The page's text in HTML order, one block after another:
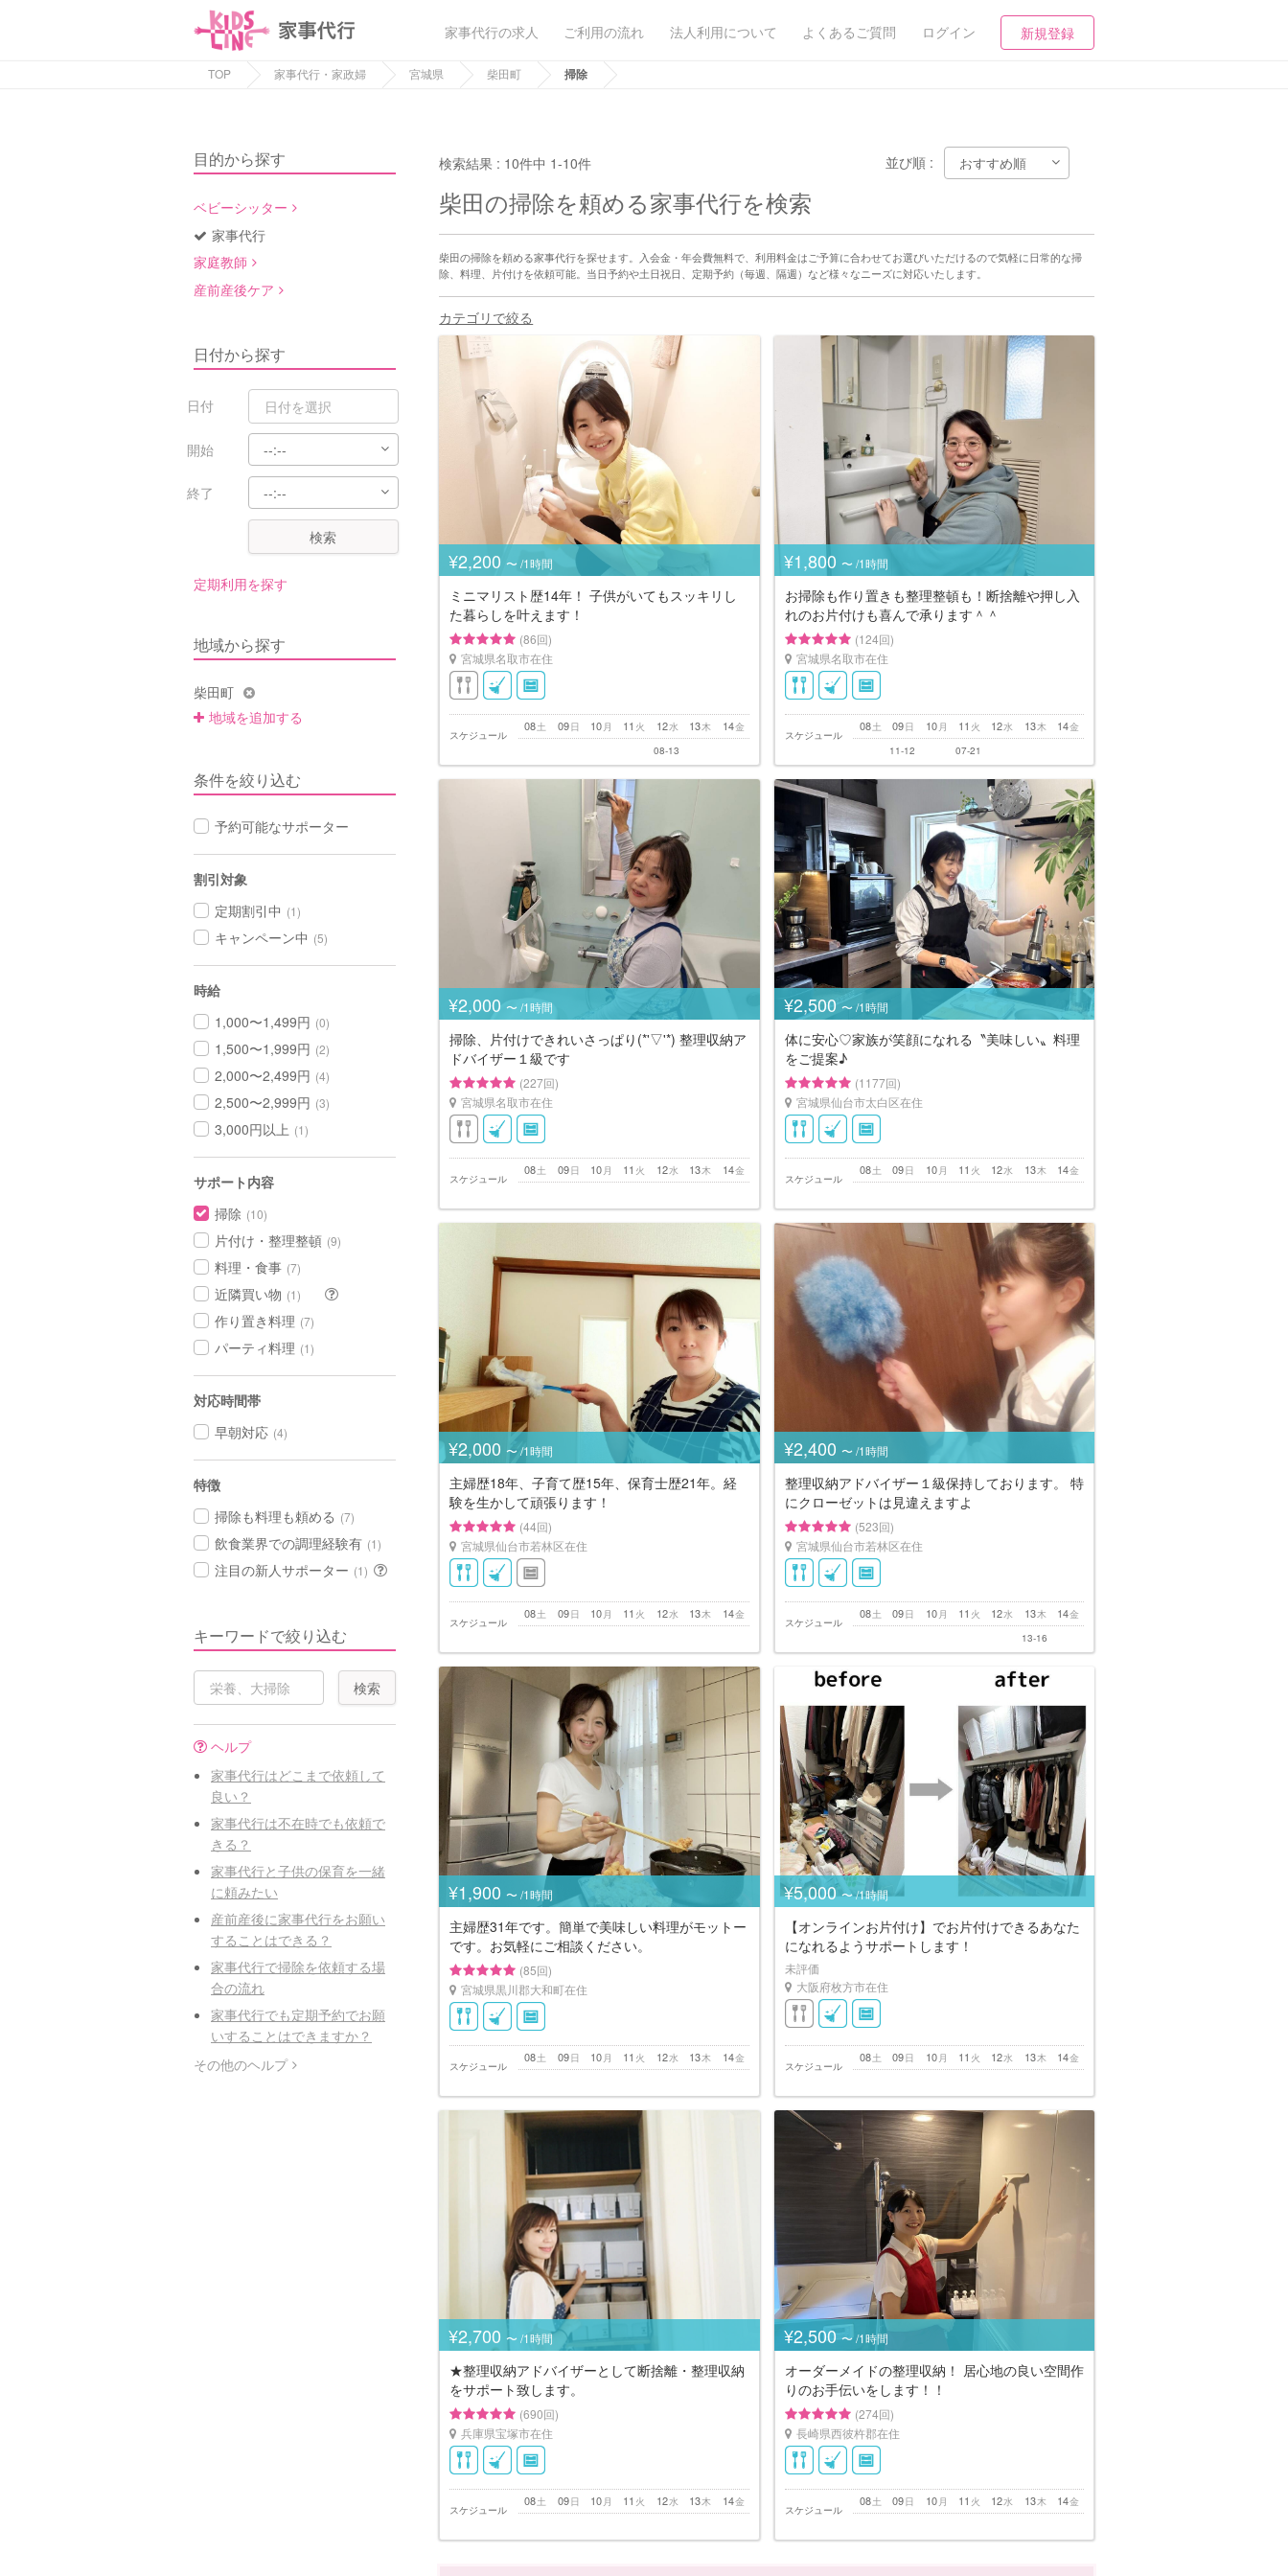
家事代行の求人 ご利用の流れ 法人利用について よくあるご質問 ログイン 新規登録
TOP 家事代行・家政婦 宮城県 柴田町 掃除
目的から探す
ベビーシッター
家事代行
家庭教師
産前産後ケア
日付から探す
日付
開始
終了
検索
定期利用を探す
地域から探す
柴田町
地域を追加する
条件を絞り込む
予約可能なサポーター
割引対象
定期割引中 (1)
キャンペーン中 (5)
時給
1,000〜1,499円 (0)
1,500〜1,999円 (2)
2,000〜2,499円 (4)
2,500〜2,999円 (3)
3,000円以上 (1)
サポート内容
掃除 (10)
片付け・整理整頓 (9)
料理・食事 (7)
近隣買い物 (1)
作り置き料理 (7)
パーティ料理 (1)
対応時間帯
早朝対応 (4)
特徴
掃除も料理も頼める (7)
飲食業界での調理経験有 (1)
注目の新人サポーター (1)
キーワードで絞り込む
ヘルプ
家事代行はどこまで依頼して
良い？
家事代行は不在時でも依頼で
きる？
家事代行と子供の保育を一緒
に頼みたい
産前産後に家事代行をお願い
することはできる？
家事代行で掃除を依頼する場
合の流れ
家事代行でも定期予約でお願
いすることはできますか？
その他のヘルプ
検索結果 : 10件中 1-10件 並び順 :
柴田の掃除を頼める家事代行を検索
柴田の掃除を頼める家事代行を探せます。入会金・年会費無料で、利用料金はご予算に合わせてお選びいただけるので気軽に日常的な掃
除、料理、片付けを依頼可能。当日予約や土日祝日、定期予約（毎週、隔週）など様々なニーズに対応いたします。
カテゴリで絞る
¥2,200 〜 /1時間
ミニマリスト歴14年！ 子供がいてもスッキリし
た暮らしを叶えます！
(86回)
宮城県名取市在住
スケジュール
土
08 日
09 月
10 火
11 水
12 木
13 金
14
08-13
¥1,800 〜 /1時間
お掃除も作り置きも整理整頓も！断捨離や押し入
れのお片付けも喜んで承ります＾＾
(124回)
宮城県名取市在住
スケジュール
土
08 日
09 月
10 火
11 水
12 木
13 金
14
11-12 07-21
¥2,000 〜 /1時間
掃除、片付けできれいさっぱり(*'▽'*) 整理収納ア
ドバイザー１級です
(227回)
宮城県名取市在住
スケジュール
土
08 日
09 月
10 火
11 水
12 木
13 金
14
¥2,500 〜 /1時間
体に安心♡家族が笑顔になれる〝美味しい〟料理
をご提案♪
(1177回)
宮城県仙台市太白区在住
スケジュール
土
08 日
09 月
10 火
11 水
12 木
13 金
14
¥2,000 〜 /1時間
主婦歴18年、子育て歴15年、保育士歴21年。経
験を生かして頑張ります！
(44回)
宮城県仙台市若林区在住
スケジュール
土
08 日
09 月
10 火
11 水
12 木
13 金
14
¥2,400 〜 /1時間
整理収納アドバイザー１級保持しております。 特
にクローゼットは見違えますよ
(523回)
宮城県仙台市若林区在住
スケジュール
土
08 日
09 月
10 火
11 水
12 木
13 金
14
13-16
¥1,900 〜 /1時間
主婦歴31年です。簡単で美味しい料理がモットー
です。お気軽にご相談ください。
(85回)
宮城県黒川郡大和町在住
スケジュール
土
08 日
09 月
10 火
11 水
12 木
13 金
14
¥5,000 〜 /1時間
【オンラインお片付け】でお片付けできるあなた
になれるようサポートします！
未評価
大阪府枚方市在住
スケジュール
土
08 日
09 月
10 火
11 水
12 木
13 金
14
¥2,700 〜 /1時間
★整理収納アドバイザーとして断捨離・整理収納
をサポート致します。
(690回)
兵庫県宝塚市在住
スケジュール
土
08 日
09 月
10 火
11 水
12 木
13 金
14
¥2,500 〜 /1時間
オーダーメイドの整理収納！ 居心地の良い空間作
りのお手伝いをします！！
(274回)
長崎県西彼杵郡在住
スケジュール
土
08 日
09 月
10 火
11 水
12 木
13 金
14